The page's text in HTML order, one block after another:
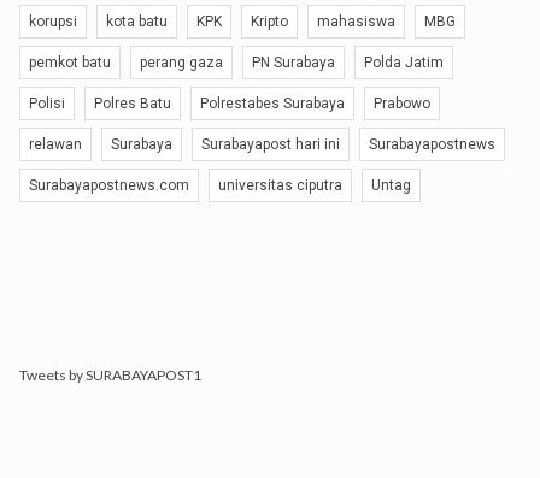
korupsi kota batu KPK Kripto mahasiswa MBG
pemkot batu perang gaza PN Surabaya Polda Jatim
Polisi Polres Batu Polrestabes Surabaya Prabowo
relawan Surabaya Surabayapost hari ini Surabayapostnews
Surabayapostnews.com universitas ciputra Untag
Tweets by SURABAYAPOST1